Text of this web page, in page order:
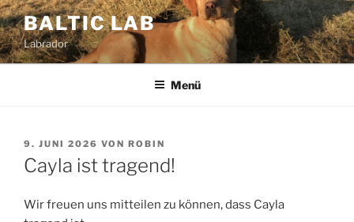
Zum
Inhalt
springen
BALTIC LAB
Labrador
Menü
VERÖFFENTLICHT
AM
9. JUNI 2026 VON ROBIN
Cayla ist tragend!
Wir freuen uns mitteilen zu können, dass Cayla